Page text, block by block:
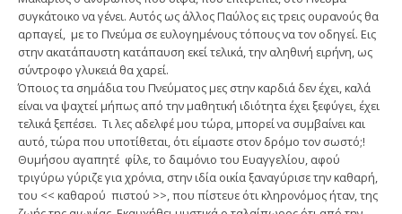
συγκάτοικο να γένει. Αυτός ως άλλος Παύλος εις τρεις ουρανούς θα
αρπαγεί, με το Πνεύμα σε ευλογημένους τόπους να τον οδηγεί. Εις
στην ακατάπαυστη κατάπαυση εκεί τελικά, την αληθινή ειρήνη, ως
σύντροφο γλυκειά θα χαρεί.
Όποιος τα σημάδια του Πνεύματος μες στην καρδιά δεν έχει, καλά
είναι να ψαχτεί μήπως από την μαθητική ιδιότητα έχει ξεφύγει, έχει
τελικά ξεπέσει. Τι λες αδελφέ μου τώρα, μπορεί να συμβαίνει και
αυτό, τώρα που υποτίθεται, ότι είμαστε στον δρόμο τον σωστό;!
Θυμήσου αγαπητέ φίλε, το δαιμόνιο του Ευαγγελίου, αφού
τριγύρω γύριζε για χρόνια, στην ιδία οικία ξαναγύρισε την καθαρή,
του << καθαρού πιστού >>, που πίστευε ότι κληρονόμος ήταν, της